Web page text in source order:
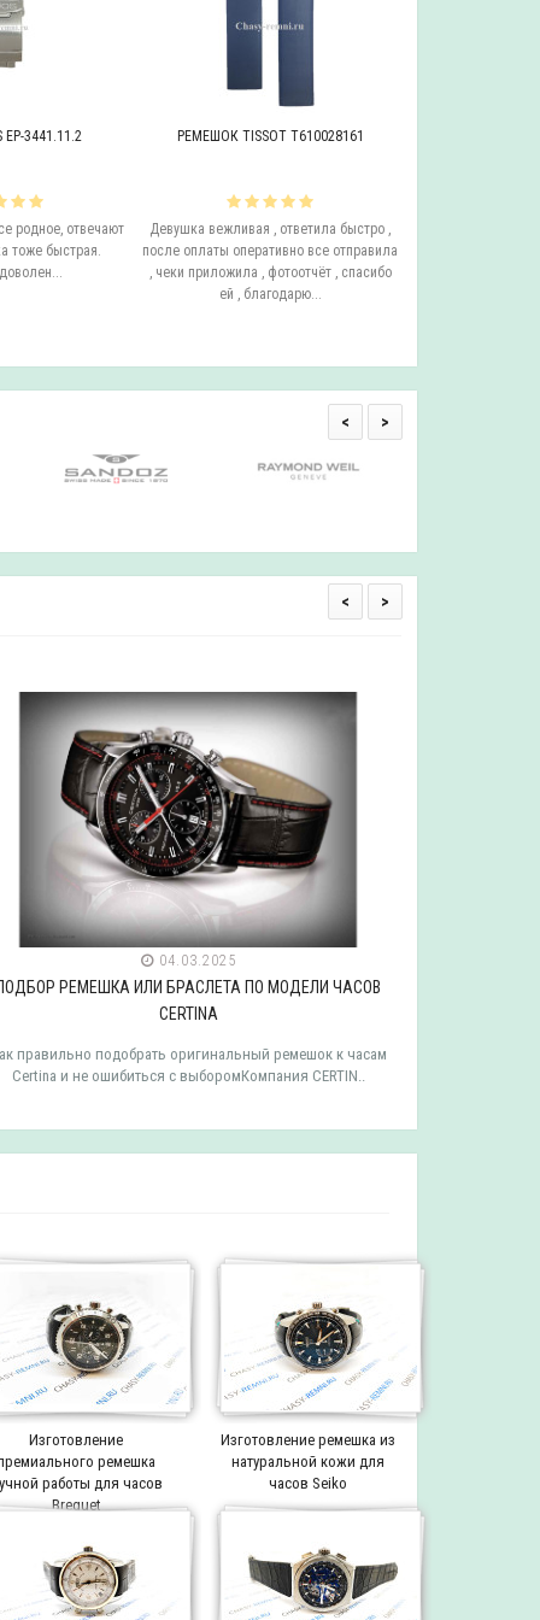
3441.11.2
родное, отвечают
тоже быстрая.
РЕМЕШОК TISSOT T610028161
Девушка вежливая , ответила быстро ,
после оплаты оперативно все отправила
, чеки приложила , фотоотчёт , спасибо
ей , благодарю...
< >
04.03.2025
РЕМЕШКА ИЛИ БРАСЛЕТА ПО МОДЕЛИ ЧАСОВ
CERTINA
правильно подобрать оригинальный ремешок к часам
Certina и не ошибиться с выборомКомпания CERTIN..
< >
Изготовление
ремешка
работы для часов
Breguet
Изготовление ремешка из
натуральной кожи для
часов Seiko